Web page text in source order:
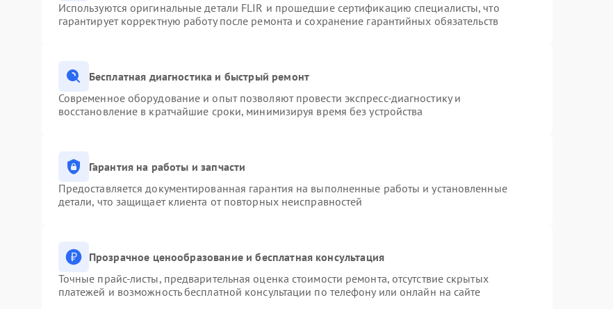
Используются оригинальные детали FLIR и прошедшие сертификацию специалисты, что
гарантирует корректную работу после ремонта и сохранение гарантийных обязательств
Бесплатная диагностика и быстрый ремонт
Современное оборудование и опыт позволяют провести экспресс-диагностику и
восстановление в кратчайшие сроки, минимизируя время без устройства
Гарантия на работы и запчасти
Предоставляется документированная гарантия на выполненные работы и установленные
детали, что защищает клиента от повторных неисправностей
Прозрачное ценообразование и бесплатная консультация
Точные прайс-листы, предварительная оценка стоимости ремонта, отсутствие скрытых
платежей и возможность бесплатной консультации по телефону или онлайн на сайте